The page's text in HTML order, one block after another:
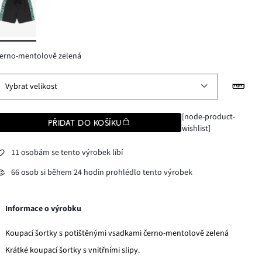
mentolově zelená
Vybrat velikost
PŘIDAT DO KOŠÍKU
[node-product-
wishlist]
11 osobám se tento výrobek líbí
66 osob si během 24 hodin prohlédlo tento výrobek
Informace o výrobku
Koupací šortky s potištěnými vsadkami černo-mentolově zelená
Krátké koupací šortky s vnitřními slipy.